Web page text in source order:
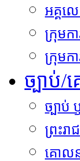
អគ្គលេ
ក្រុមកា
ក្រុមកា
ច្បាប់
ច្បាប់​
ព្រះរា
គោល